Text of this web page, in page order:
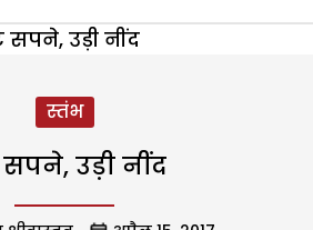
सपने, उड़ी नींद
स्तंभ
उड़ी नींद